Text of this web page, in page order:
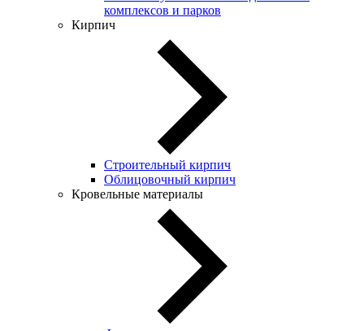
комплексов и парков
Кирпич
Строительный кирпич
Облицовочный кирпич
Кровельные материалы